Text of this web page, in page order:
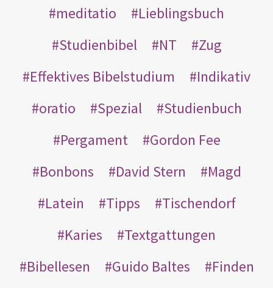
meditatio
Lieblingsbuch
Studienbibel
NT
Zug
Effektives Bibelstudium
Indikativ
oratio
Spezial
Studienbuch
Pergament
Gordon Fee
Bonbons
David Stern
Magd
Latein
Tipps
Tischendorf
Karies
Textgattungen
Bibellesen
Guido Baltes
Finden